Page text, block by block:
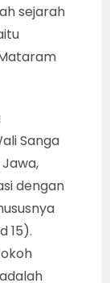
sejarah
Sanga
dengan
15).